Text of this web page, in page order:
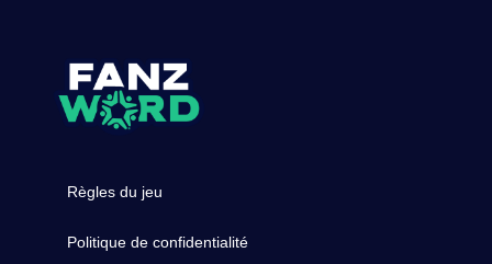
Règles du jeu
Politique de confidentialité